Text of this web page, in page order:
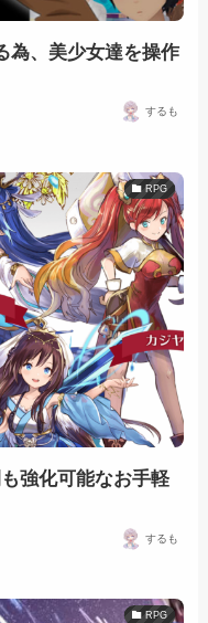
為、美少女達を操作
するも
RPG
強化可能なお手軽
するも
RPG